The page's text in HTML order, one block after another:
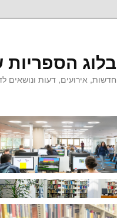
בלוג
חדשות, אירועים, דעות ונושאים